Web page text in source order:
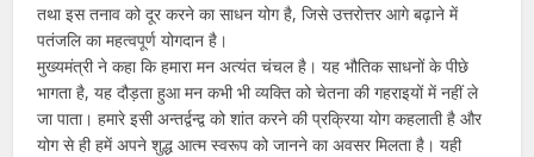
तथा इस तनाव को दूर करने का साधन योग है, जिसे उत्तरोत्तर आगे बढ़ाने में
पतंजलि का महत्वपूर्ण योगदान है।
मुख्यमंत्री ने कहा कि हमारा मन अत्यंत चंचल है। यह भौतिक साधनों के पीछे
भागता है, यह दौड़ता हुआ मन कभी भी व्यक्ति को चेतना की गहराइयों में नहीं ले
जा पाता। हमारे इसी अन्तर्द्वन्द्व को शांत करने की प्रक्रिया योग कहलाती है और
योग से ही हमें अपने शुद्ध आत्म स्वरूप को जानने का अवसर मिलता है। यही